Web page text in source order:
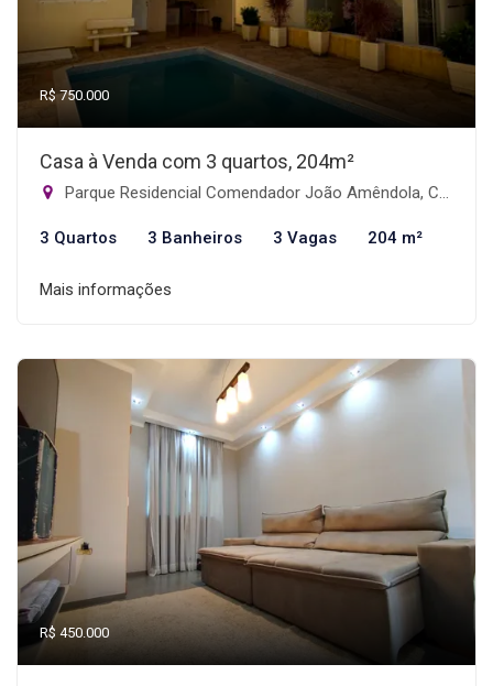
R$ 750.000
Casa à Venda com 3 quartos, 204m²
Parque Residencial Comendador João Amêndola, Catanduva-SP
3 Quartos 3 Banheiros 3 Vagas 204 m²
Mais informações
R$ 450.000